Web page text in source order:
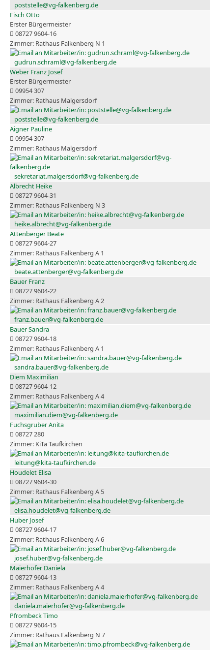
poststelle@vg-falkenberg.de
Fisch Otto
Erster Bürgermeister
08727 9604-16
Rathaus Falkenberg N 1
gudrun.schraml@vg-falkenberg.de
Weber Franz Josef
Erster Bürgermeister
09954 307
Rathaus Malgersdorf
poststelle@vg-falkenberg.de
Aigner Pauline
09954 307
Rathaus Malgersdorf
sekretariat.malgersdorf@vg-falkenberg.de
Albrecht Heike
08727 9604-31
Rathaus Falkenberg N 3
heike.albrecht@vg-falkenberg.de
Attenberger Beate
08727 9604-27
Rathaus Falkenberg A 1
beate.attenberger@vg-falkenberg.de
Bauer Franz
08727 9604-22
Rathaus Falkenberg A 2
franz.bauer@vg-falkenberg.de
Bauer Sandra
08727 9604-18
Rathaus Falkenberg A 1
sandra.bauer@vg-falkenberg.de
Diem Maximilian
08727 9604-12
Rathaus Falkenberg A 4
maximilian.diem@vg-falkenberg.de
Fuchsgruber Anita
08727 280
KiTa Taufkirchen
leitung@kita-taufkirchen.de
Houdelet Elisa
08727 9604-30
Rathaus Falkenberg A 5
elisa.houdelet@vg-falkenberg.de
Huber Josef
08727 9604-17
Rathaus Falkenberg A 6
josef.huber@vg-falkenberg.de
Maierhofer Daniela
08727 9604-13
Rathaus Falkenberg A 4
daniela.maierhofer@vg-falkenberg.de
Pfrombeck Timo
08727 9604-15
Rathaus Falkenberg N 7